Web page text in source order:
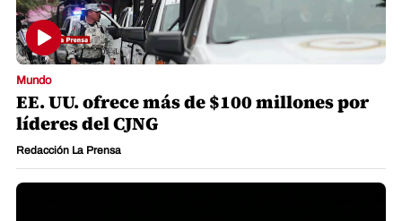
Mundo
EE. UU. ofrece más de $100 millones por
líderes del CJNG
Redacción La Prensa